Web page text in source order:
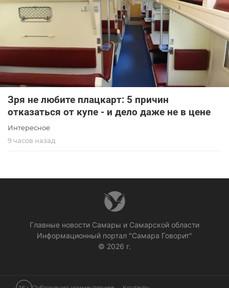
Зря не любите плацкарт: 5 причин
отказаться от купе - и дело даже не в цене
Интересное
9 часов назад
Главные новости Самары и Самарской области
Информационный портал "Самара Говорит"
© 2026 г.